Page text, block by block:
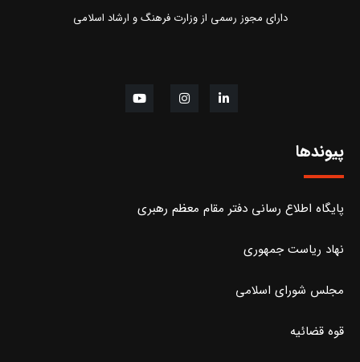
دارای مجوز رسمی از وزارت فرهنگ و ارشاد اسلامی
پیوندها
پایگاه اطلاع رسانی دفتر مقام معظم رهبری
نهاد ریاست جمهوری
مجلس شورای اسلامی
قوه قضائیه